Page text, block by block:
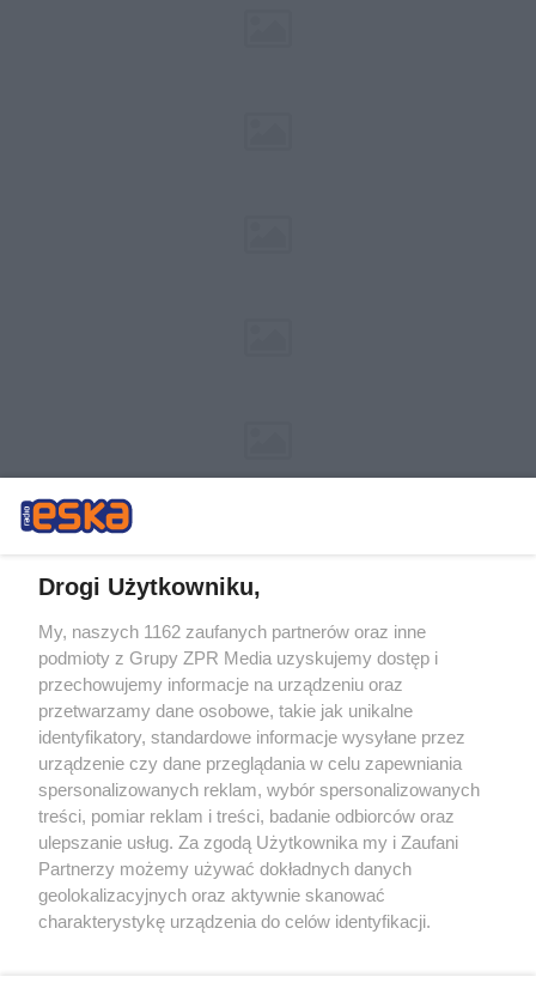
Żaden utwór zamieszczony w serwisie nie może być powielany i
rozpowszechniany lub dalej rozpowszechniany w jakikolwiek sposób (w
tym także elektroniczny lub mechaniczny) na jakimkolwiek polu
eksploatacji w jakiejkolwiek formie, włącznie z umieszczaniem w
Internecie bez pisemnej zgody właściciela praw. Jakiekolwiek użycie lub
wykorzystanie utworów w całości lub w części z naruszeniem prawa,
tzn. bez właściwej zgody, jest zabronione pod groźbą kary i może być
ścigane prawnie.
Drogi Użytkowniku,
My, naszych 1162 zaufanych partnerów oraz inne
podmioty z Grupy ZPR Media uzyskujemy dostęp i
przechowujemy informacje na urządzeniu oraz
przetwarzamy dane osobowe, takie jak unikalne
identyfikatory, standardowe informacje wysyłane przez
urządzenie czy dane przeglądania w celu zapewniania
spersonalizowanych reklam, wybór spersonalizowanych
treści, pomiar reklam i treści, badanie odbiorców oraz
ulepszanie usług. Za zgodą Użytkownika my i Zaufani
Partnerzy możemy używać dokładnych danych
geolokalizacyjnych oraz aktywnie skanować
charakterystykę urządzenia do celów identyfikacji.